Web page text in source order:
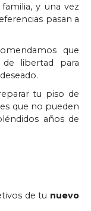
y una vez
pasan a
que
libertad para
tu piso de
que no pueden
años de
de tu nuevo